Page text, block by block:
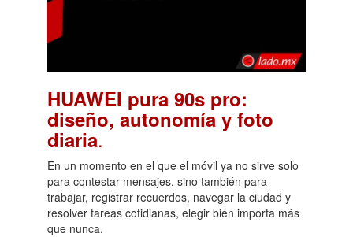
HUAWEI pura 90s pro:
diseño, autonomía y foto
diaria.
En un momento en el que el móvil ya no sirve solo
para contestar mensajes, sino también para
trabajar, registrar recuerdos, navegar la ciudad y
resolver tareas cotidianas, elegir bien importa más
que nunca.